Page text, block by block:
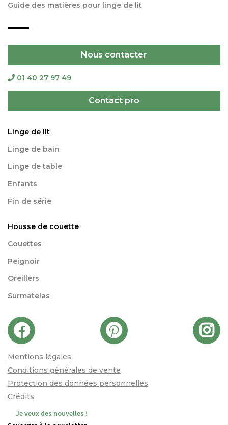
Guide des matières pour linge de lit
Nous contacter
01 40 27 97 49
Contact pro
Linge de lit
Linge de bain
Linge de table
Enfants
Fin de série
Housse de couette
Couettes
Peignoir
Oreillers
Surmatelas
Mentions légales
Conditions générales de vente
Protection des données personnelles
Crédits
Je veux des nouvelles !